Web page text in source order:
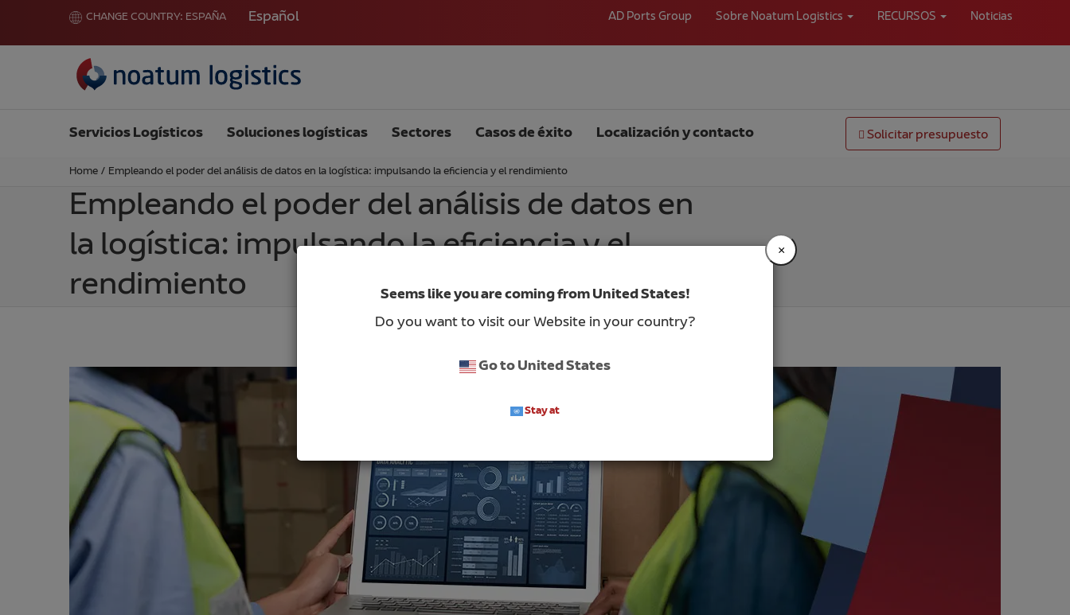
CHANGE COUNTRY: ESPAÑA Español AD Ports Group Sobre Noatum Logistics RECURSOS Noticias
Servicios Logísticos Soluciones logísticas Sectores Casos de éxito Localización y contacto Solicitar presupuesto
Home / Empleando el poder del análisis de datos en la logística: impulsando la eficiencia y el rendimiento
Empleando el poder del análisis de datos en
la logística: impulsando la eficiencia y el
rendimiento
Seems like you are coming from United States!
Do you want to visit our Website in your country?
Go to United States
Stay at
×